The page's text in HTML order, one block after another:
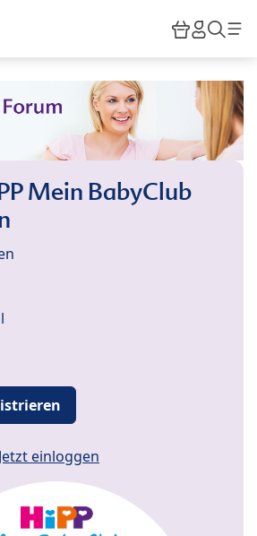
HiPP
Mein BabyClub
Jetzt einloggen